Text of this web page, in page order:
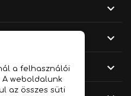



a felhasználói
A weboldalunk
az összes süti